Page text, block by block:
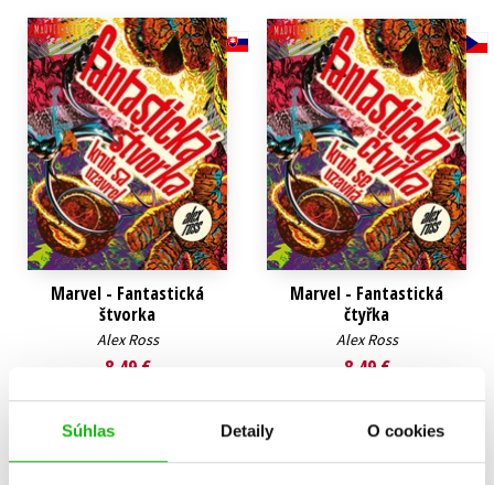
Súhlas Detaily O cookies
Technické vedy
Učebnice
Umenie a kultúra
Výchova a pedagogika
Young adult
Young adult (SK)
Zdravie a životný štýl
Všetky tituly
Marvel - Fantastická
štvorka
Alex Ross
8,49 €
Marvel - Fantastická
čtyřka
Alex Ross
8,49 €